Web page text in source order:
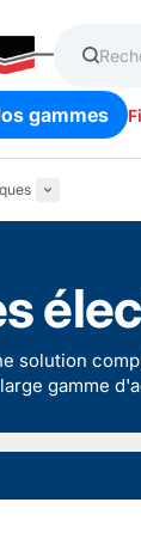
gammes
solution
gamme